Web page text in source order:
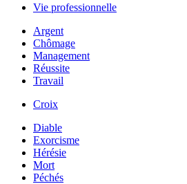
Vie professionnelle
Argent
Chômage
Management
Réussite
Travail
Croix
Diable
Exorcisme
Hérésie
Mort
Péchés